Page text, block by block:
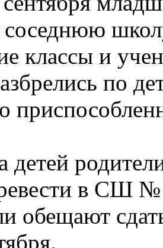
классы и
по
детей
в СШ №
обещают